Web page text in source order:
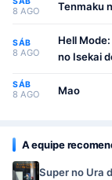
8 AGO Tenmaku
SÁB
8 AGO
Hell
no Isekai
SÁB
8 AGO Mao
A equipe
Super no Ura